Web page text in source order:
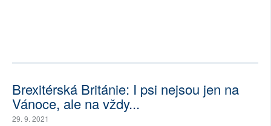
Brexitérská Británie: I psi nejsou jen na
Vánoce, ale na vždy...
29. 9. 2021